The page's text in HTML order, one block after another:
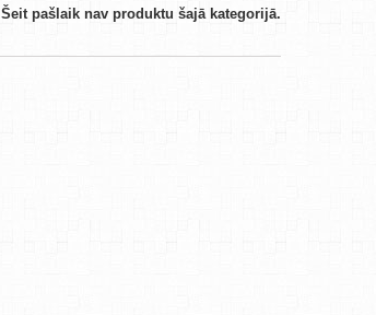
Šeit pašlaik nav produktu šajā kategorijā.